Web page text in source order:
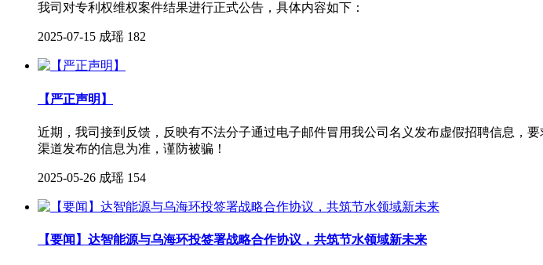
我司对专利权维权案件结果进行正式公告，具体内容如下：
2025-07-15 成瑶 182
【严正声明】
近期，我司接到反馈，反映有不法分子通过电子邮件冒用我公司名义发布虚假招聘信息，
渠道发布的信息为准，谨防被骗！
2025-05-26 成瑶 154
【要闻】‌达智能源与乌海环投签署战略合作协议，共筑节水领域新未来